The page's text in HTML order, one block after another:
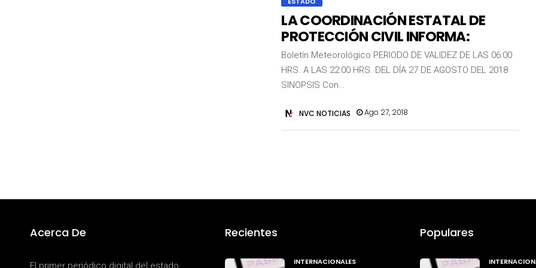
LA COORDINACIÓN ESTATAL DE
PROTECCIÓN CIVIL INFORMA:
Boletín Meteorológico PERIODO DE VALIDEZ DE LAS 06:00
HRS. A LAS 22:00 HRS. DEL DÍA 27 DE AGOSTO DEL 2018
SINOPSIS Con…
NVC NOTICIAS Ago 27, 2018
Acerca De
El primer periódico digital del estado
Recientes
INTERNACIONALES
Populares